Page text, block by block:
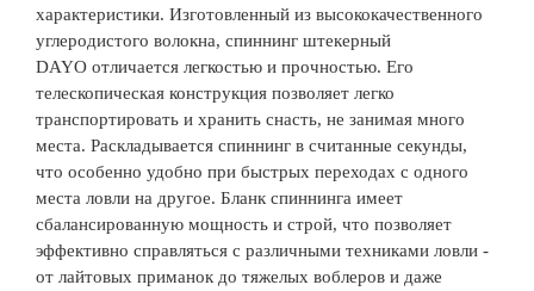
характеристики. Изготовленный из высококачественного
углеродистого волокна, спиннинг штекерный
DAYO отличается легкостью и прочностью. Его
телескопическая конструкция позволяет легко
транспортировать и хранить снасть, не занимая много
места. Раскладывается спиннинг в считанные секунды,
что особенно удобно при быстрых переходах с одного
места ловли на другое. Бланк спиннинга имеет
сбалансированную мощность и строй, что позволяет
эффективно справляться с различными техниками ловли -
от лайтовых приманок до тяжелых воблеров и даже